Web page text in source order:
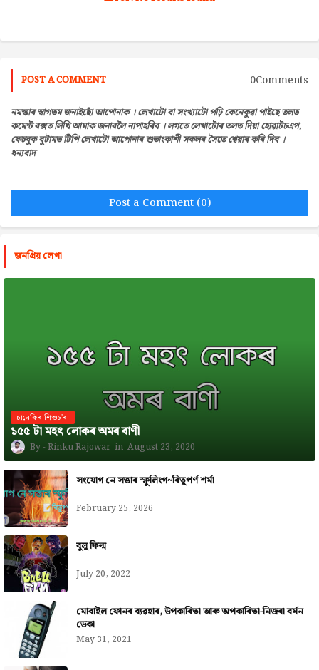
POST A COMMENT 0Comments
নমস্কাৰ স্বাগতম জনাইছোঁ আপোনাক । লেখাটো বা সংখ্যাটো পঢ়ি কেনেকুৱা পাইছে তলত
কমেন্ট বক্সত লিখি আমাক জনাবলৈ নাপাহৰিব । লগতে লেখাটোৰ তলত দিয়া হোৱাটচএপ,
ফেচবুক বুটামত টিপি লেখাটো আপোনাৰ শুভাংকাশী সকলৰ সৈতে শ্বেয়াৰ কৰি দিব ।
ধন্যবাদ
Post a Comment (0)
জনপ্রিয় লেখা
চানেকিৰ শিশুচ'ৰা
১৫৫ টা মহৎ লোকৰ অমৰ বাণী
Rinku Rajowar August 23, 2020
সংযোগ নে সত্তাৰ স্ফুলিংগ~ৰিতুপৰ্ণ শৰ্মা
February 25, 2026
বুলু ফিল্ম
July 20, 2022
মোবাইল ফোনৰ ব্যৱহাৰ, উপকাৰিতা আৰু অপকাৰিতা-নিজৰা বৰ্মন
ডেকা
May 31, 2021